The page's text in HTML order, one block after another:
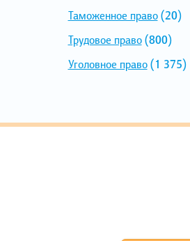
Таможенное право(20)
Трудовое право(800)
Уголовное право(1 375)